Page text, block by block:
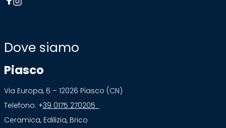
Dove siamo
Piasco
Via Europa, 6 – 12026 Piasco (CN)
Telefono: +39 0175 270205
Ceramica, Edilizia, Brico